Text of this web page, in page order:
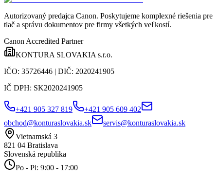
Autorizovaný predajca Canon. Poskytujeme komplexné riešenia pre
tlač a správu dokumentov pre firmy všetkých veľkostí.
Canon Accredited Partner
KONTURA SLOVAKIA s.r.o.
IČO: 35726446 | DIČ: 2020241905
IČ DPH: SK2020241905
+421 905 327 819
+421 905 609 402
obchod@konturaslovakia.sk
servis@konturaslovakia.sk
Vietnamská 3
821 04 Bratislava
Slovenská republika
Po - Pi: 9:00 - 17:00